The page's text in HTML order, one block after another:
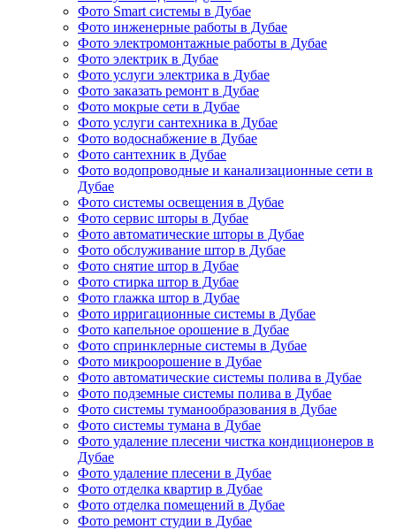
Фото Smart системы в Дубае
Фото инженерные работы в Дубае
Фото электромонтажные работы в Дубае
Фото электрик в Дубае
Фото услуги электрика в Дубае
Фото заказать ремонт в Дубае
Фото мокрые сети в Дубае
Фото услуги сантехника в Дубае
Фото водоснабжение в Дубае
Фото сантехник в Дубае
Фото водопроводные и канализационные сети в
Дубае
Фото системы освещения в Дубае
Фото сервис шторы в Дубае
Фото автоматические шторы в Дубае
Фото обслуживание штор в Дубае
Фото снятие штор в Дубае
Фото стирка штор в Дубае
Фото глажка штор в Дубае
Фото ирригационные системы в Дубае
Фото капельное орошение в Дубае
Фото спринклерные системы в Дубае
Фото микроорошение в Дубае
Фото автоматические системы полива в Дубае
Фото подземные системы полива в Дубае
Фото системы туманообразования в Дубае
Фото системы тумана в Дубае
Фото удаление плесени чистка кондиционеров в
Дубае
Фото удаление плесени в Дубае
Фото отделка квартир в Дубае
Фото отделка помещений в Дубае
Фото ремонт студии в Дубае